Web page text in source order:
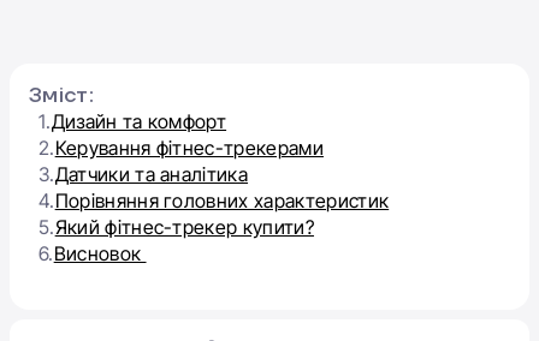
Зміст:
1.Дизайн та комфорт
2.Керування фітнес-трекерами
3.Датчики та аналітика
4.Порівняння головних характеристик
5.Який фітнес-трекер купити?
6.Висновок